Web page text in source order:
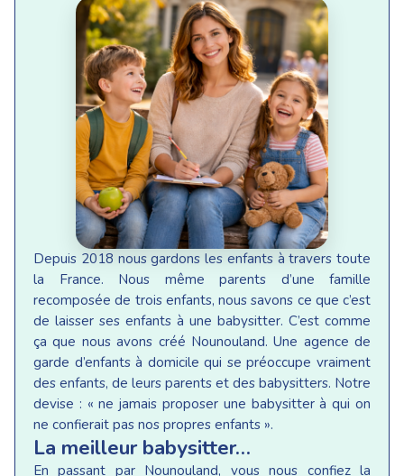
Depuis 2018 nous gardons les enfants à travers toute
la France. Nous même parents d’une famille
recomposée de trois enfants, nous savons ce que c’est
de laisser ses enfants à une babysitter. C’est comme
ça que nous avons créé Nounouland. Une agence de
garde d’enfants à domicile qui se préoccupe vraiment
des enfants, de leurs parents et des babysitters. Notre
devise : « ne jamais proposer une babysitter à qui on
ne confierait pas nos propres enfants ».
La meilleur babysitter…
En passant par Nounouland, vous nous confiez la